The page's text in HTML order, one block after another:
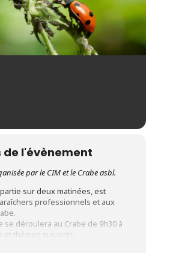
de l'évènement
par le CIM et le Crabe asbl.
sur deux matinées, est
professionnels et aux
se déroulera au Crabe de 9h30 à
et thèmes suivants :